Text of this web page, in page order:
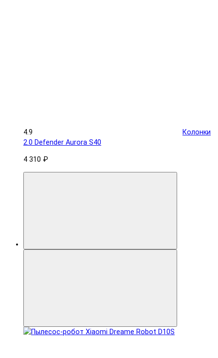
4.9
Колонки
2.0 Defender Aurora S40
4 310 ₽